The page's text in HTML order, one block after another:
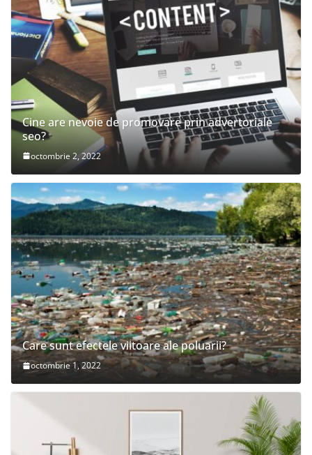
Cine are nevoie de promovare prin advertoriale
seo?
octombrie 2, 2022
Care sunt efectele viitoare ale poluarii?
octombrie 1, 2022